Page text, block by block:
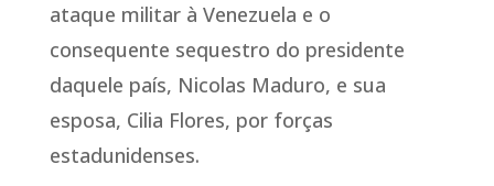
ataque militar à Venezuela e o
consequente sequestro do presidente
daquele país, Nicolas Maduro, e sua
esposa, Cilia Flores, por forças
estadunidenses.